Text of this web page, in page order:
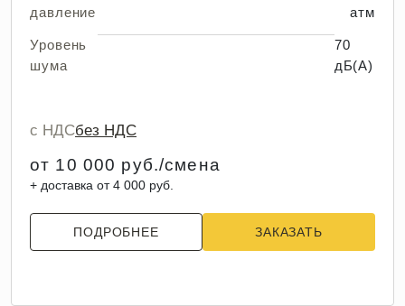
давление
атм
Уровень
шума
70
дБ(А)
с НДСбез НДС
от 10 000 руб./смена
+ доставка от 4 000 руб.
ПОДРОБНЕЕ ЗАКАЗАТЬ